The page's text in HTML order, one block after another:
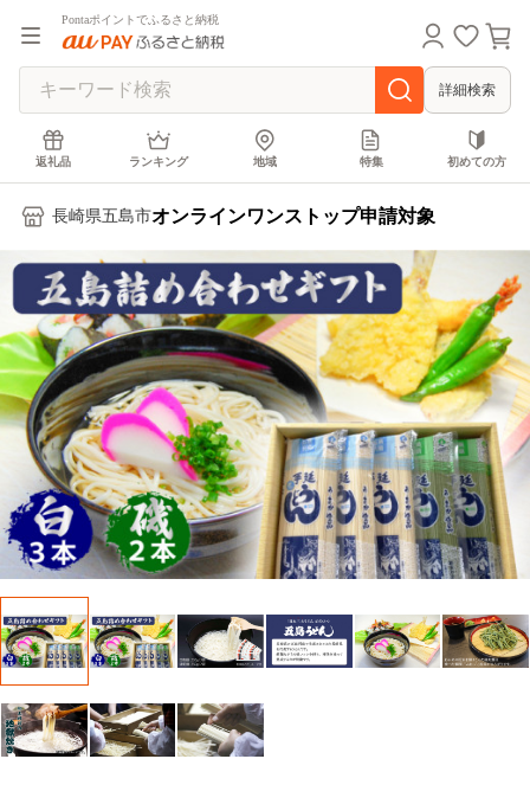
Pontaポイントでふるさと納税
詳細検索
返礼品 ランキング 地域 特集 初めての方
長崎県五島市オンラインワンストップ申請対象